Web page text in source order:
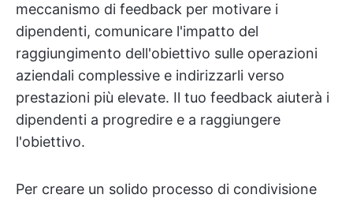
meccanismo di feedback per motivare i
dipendenti, comunicare l'impatto del
raggiungimento dell'obiettivo sulle operazioni
aziendali complessive e indirizzarli verso
prestazioni più elevate. Il tuo feedback aiuterà i
dipendenti a progredire e a raggiungere
l'obiettivo.
Per creare un solido processo di condivisione